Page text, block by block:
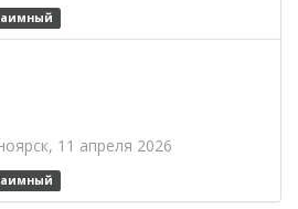
11 апреля 2026